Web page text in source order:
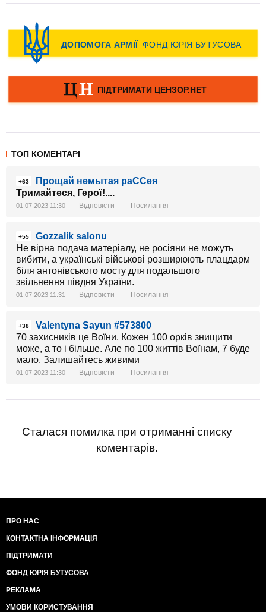
ТОП КОМЕНТАРІ
+63
Прощай немытая раССея
Тримайтеся, Герої!....
01.07.2023 11:30 Відповісти Посилання
+55
Gozzalik salonu
Не вірна подача матеріалу, не росіяни не можуть
вибити, а українські військові розширюють плацдарм
біля антонівського мосту для подальшого
звільнення півдня України.
01.07.2023 11:31 Відповісти Посилання
+38
Valentyna Sayun #573800
70 захисників це Воїни. Кожен 100 орків знищити
може, а то і більше. Але по 100 життів Воїнам, 7 буде
мало. Залишайтесь живими
01.07.2023 11:30 Відповісти Посилання
Сталася помилка при отриманні списку
коментарів.
ПРО НАС
КОНТАКТНА ІНФОРМАЦІЯ
ПІДТРИМАТИ
ФОНД ЮРІЯ БУТУСОВА
РЕКЛАМА
УМОВИ КОРИСТУВАННЯ